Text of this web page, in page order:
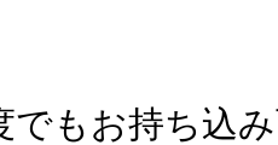
でもお持ち込